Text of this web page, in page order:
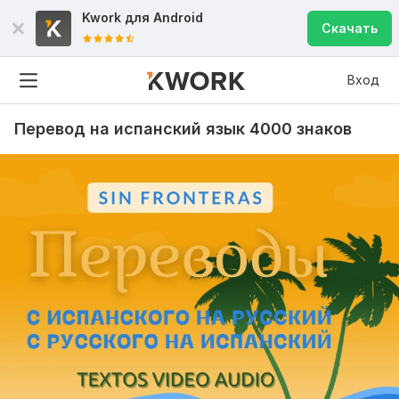
Kwork для Android
Скачать
Вход
Перевод на испанский язык 4000 знаков
Рейтинги по критериям
Скорость
4.9
Коммуникация
5